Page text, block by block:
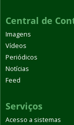
Central de
Imagens
Vídeos
Periódicos
Notícias
Feed
Serviços
Acesso a sistemas